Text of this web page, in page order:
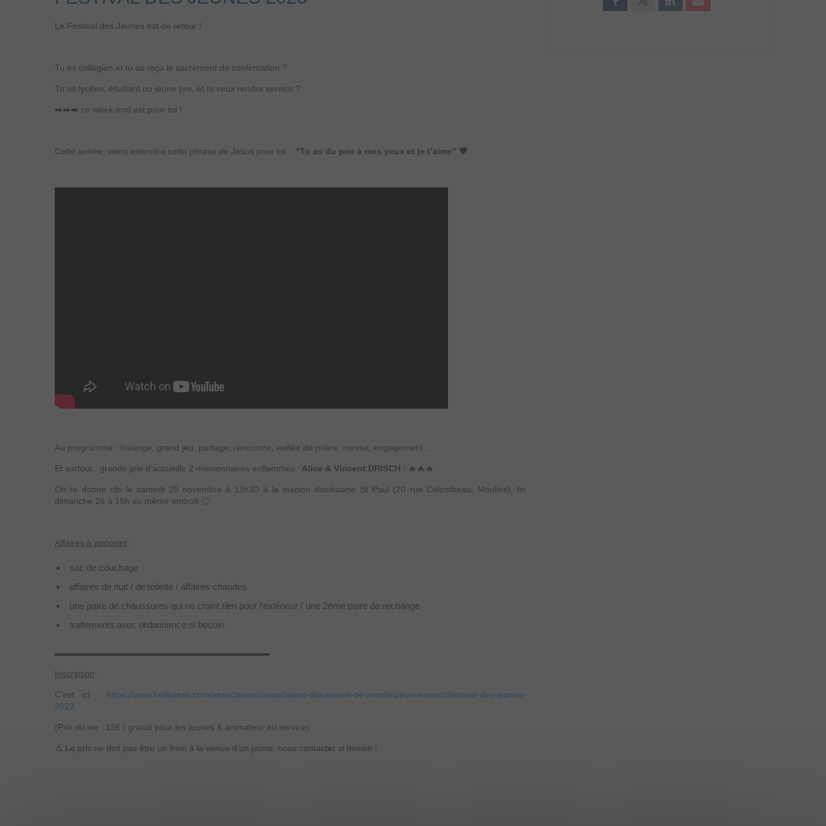
Le Festival des Jeunes est de retour !
Tu es collégien et tu as reçu le sacrement de confirmation ?
Tu es lycéen, étudiant ou jeune pro, et tu veux rendre service ?
➡️➡️➡️ ce week-end est pour toi !
Cette année, viens entendre cette phrase de Jésus pour toi : “Tu as du prix à mes yeux et je t’aime” 🧡
Au programme : louange, grand jeu, partage, rencontre, veillée de prière, messe, engagement…
Et surtout : grande joie d’accueillir 2 missionnaires enflammés : Alice & Vincent DRISCH ! 🔥🔥🔥
On te donne rdv le samedi 25 novembre à 13h30 à la maison diocésaine St Paul (20 rue Colombeau, Moulins), fin
dimanche 26 à 15h au même endroit 🙂
Affaires à apporter :
sac de couchage
affaires de nuit / de toilette / affaires chaudes
une paire de chaussures qui ne craint rien pour l’extérieur / une 2ème paire de rechange
traitements avec ordonnance si besoin
▬▬▬▬▬▬▬▬▬▬▬▬▬▬▬▬▬▬▬▬▬▬▬▬▬
Inscription :
C’est ici : https://www.helloasso.com/associations/association-diocesaine-de-moulins/evenements/festival-des-jeunes-
2023
(Prix du we : 15€ / gratuit pour les jeunes & animateur au service)
⚠️ Le prix ne doit pas être un frein à la venue d’un jeune, nous contacter si besoin !